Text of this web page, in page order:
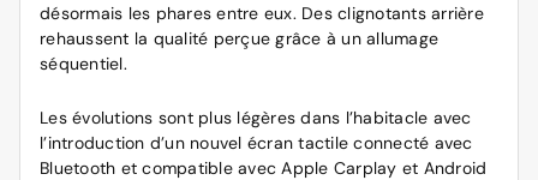
désormais les phares entre eux. Des clignotants arrière
rehaussent la qualité perçue grâce à un allumage
séquentiel.
Les évolutions sont plus légères dans l’habitacle avec
l’introduction d’un nouvel écran tactile connecté avec
Bluetooth et compatible avec Apple Carplay et Android